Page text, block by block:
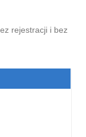
rejestracji i bez